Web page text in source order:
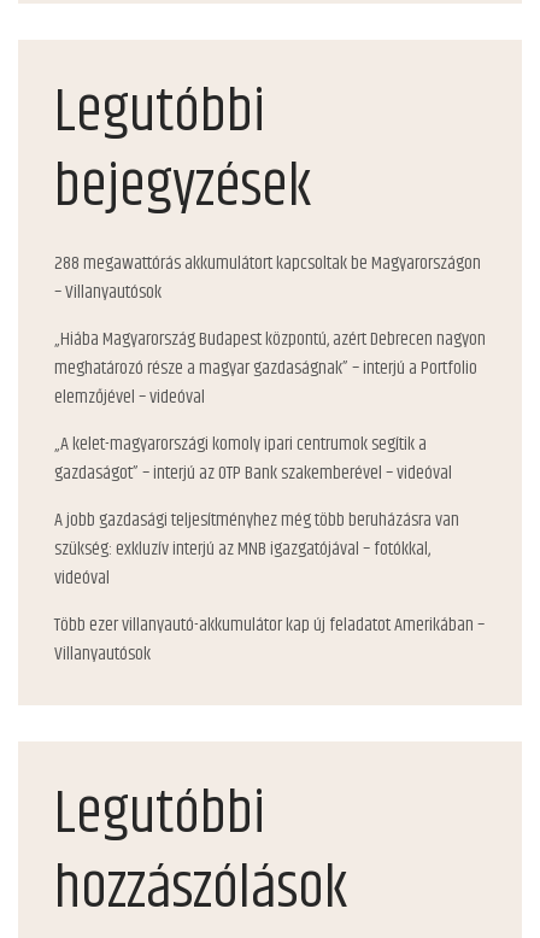
Legutóbbi
bejegyzések
288 megawattórás akkumulátort kapcsoltak be Magyarországon
– Villanyautósok
„Hiába Magyarország Budapest központú, azért Debrecen nagyon
meghatározó része a magyar gazdaságnak” – interjú a Portfolio
elemzőjével – videóval
„A kelet-magyarországi komoly ipari centrumok segítik a
gazdaságot” – interjú az OTP Bank szakemberével – videóval
A jobb gazdasági teljesítményhez még több beruházásra van
szükség: exkluzív interjú az MNB igazgatójával – fotókkal,
videóval
Több ezer villanyautó-akkumulátor kap új feladatot Amerikában –
Villanyautósok
Legutóbbi
hozzászólások